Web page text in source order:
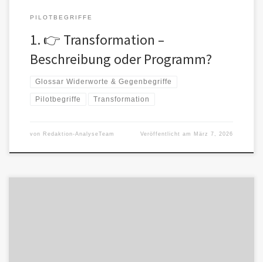
PILOTBEGRIFFE
1. 👉 Transformation –
Beschreibung oder Programm?
Glossar Widerworte & Gegenbegriffe
Pilotbegriffe Transformation
von Redaktion-AnalyseTeam Veröffentlicht am März 7, 2026